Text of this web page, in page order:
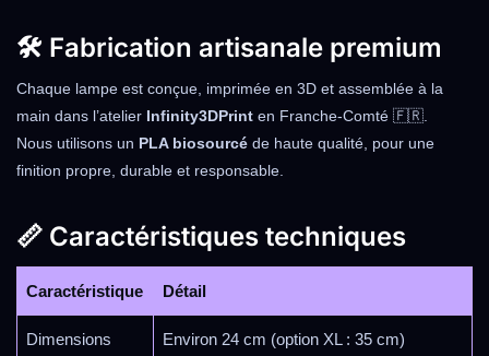
🛠️ Fabrication artisanale premium
Chaque lampe est conçue, imprimée en 3D et assemblée à la
main dans l’atelier Infinity3DPrint en Franche-Comté 🇫🇷.
Nous utilisons un PLA biosourcé de haute qualité, pour une
finition propre, durable et responsable.
📏 Caractéristiques techniques
Caractéristique Détail
Dimensions Environ 24 cm (option XL : 35 cm)